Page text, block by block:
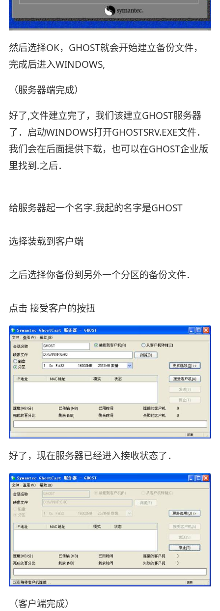
然后选择OK，GHOST就会开始建立备份文件，
完成后进入WINDOWS,
（服务器端完成）
好了,文件建立完了，我们该建立GHOST服务器
了．启动WINDOWS打开GHOSTSRV.EXE文件．
我们会在后面提供下载，也可以在GHOST企业版
里找到.之后．
给服务器起一个名字.我起的名字是GHOST
选择装载到客户端
之后选择你备份到另外一个分区的备份文件．
点击 接受客户的按扭
好了，现在服务器已经进入接收状态了．
（客户端完成）